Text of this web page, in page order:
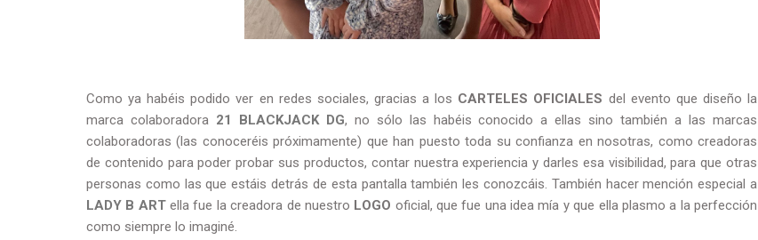
Como ya habéis podido ver en redes sociales, gracias a los CARTELES OFICIALES del evento que diseño la
marca colaboradora 21 BLACKJACK DG, no sólo las habéis conocido a ellas sino también a las marcas
colaboradoras (las conoceréis próximamente) que han puesto toda su confianza en nosotras, como creadoras
de contenido para poder probar sus productos, contar nuestra experiencia y darles esa visibilidad, para que otras
personas como las que estáis detrás de esta pantalla también les conozcáis. También hacer mención especial a
LADY B ARTella fue la creadora de nuestro LOGO oficial, que fue una idea mía y que ella plasmo a la perfección
como siempre lo imaginé.